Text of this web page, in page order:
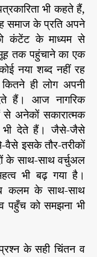
भी कहते हैं,
के प्रति अपने
कंटेंट के माध्यम से
तक पहुंचाने का एक
नया शब्द नहीं रह
ही लोग अपनी
हैं। आज नागरिक
से अनेकों सकारात्मक
भी देते हैं। जैसे-जैसे
वैसे इसके तौर-तरीकों
के साथ-साथ वर्चुअल
भी बढ़ गया है।
कलम के साथ-साथ
पहुँच को समझना भी
के सही चिंतन व